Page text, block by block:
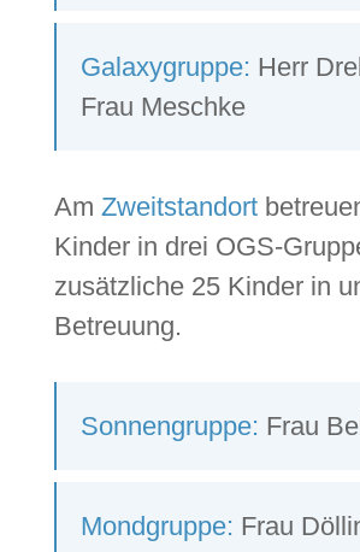
Galaxygruppe: Herr
Frau Meschke
Am Zweitstandort
Kinder in drei OGS-
zusätzliche 25 Kinder in
Betreuung.
Sonnengruppe: Frau
Mondgruppe: Frau